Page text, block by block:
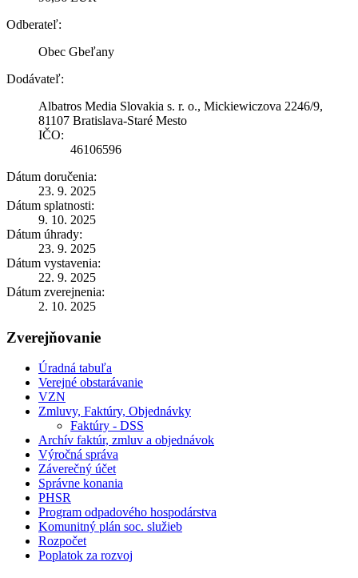
Odberateľ:
Obec Gbeľany
Dodávateľ:
Albatros Media Slovakia s. r. o., Mickiewiczova 2246/9,
81107 Bratislava-Staré Mesto
IČO:
46106596
Dátum doručenia:
23. 9. 2025
Dátum splatnosti:
9. 10. 2025
Dátum úhrady:
23. 9. 2025
Dátum vystavenia:
22. 9. 2025
Dátum zverejnenia:
2. 10. 2025
Zverejňovanie
Úradná tabuľa
Verejné obstarávanie
VZN
Zmluvy, Faktúry, Objednávky
Faktúry - DSS
Archív faktúr, zmluv a objednávok
Výročná správa
Záverečný účet
Správne konania
PHSR
Program odpadového hospodárstva
Komunitný plán soc. služieb
Rozpočet
Poplatok za rozvoj